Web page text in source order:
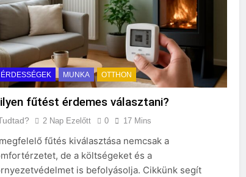
ÉRDESSÉGEK MUNKA OTTHON
fűtést érdemes választani?
2 Nap Ezelőtt 0 17 Mins
fűtés kiválasztása nemcsak a
de a költségeket és a
is befolyásolja. Cikkünk segít